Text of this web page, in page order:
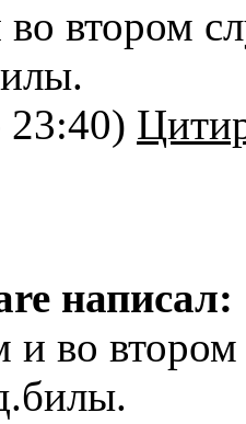
втором
23:40)
написал:
во втором